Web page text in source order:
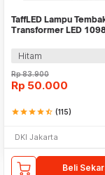
TaffLED Lampu
Transformer LED
Hitam
Rp83.900
Rp 50.000
starstarstarstarstar_half (115)
DKI Jakarta
Beli